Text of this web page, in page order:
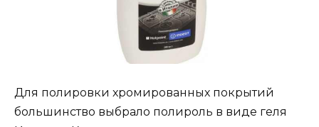
Для полировки хромированных покрытий
большинство выбрало полироль в виде геля